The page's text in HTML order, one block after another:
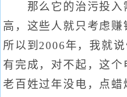
那么它的治污投入
高，这些人就只考虑赚
所以到2006年，我就
有完成，对不起，这
老百姓过年没电，点蜡